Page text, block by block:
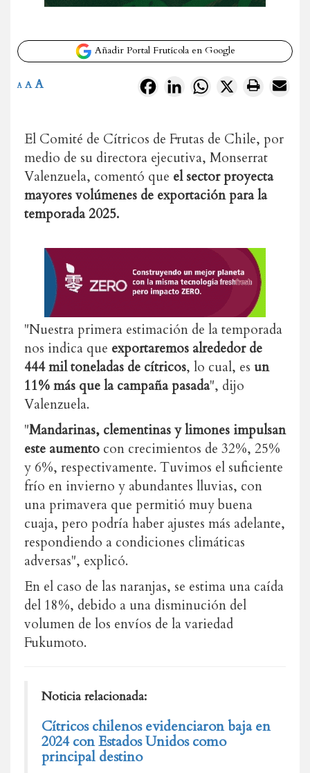
Añadir Portal Frutícola en Google
FacebookLinkedInWhatsApp
X
A A A
El Comité de Cítricos de Frutas de Chile, por
medio de su directora ejecutiva, Monserrat
Valenzuela, comentó que el sector proyecta
mayores volúmenes de exportación para la
temporada 2025.
"Nuestra primera estimación de la temporada
nos indica que exportaremos alrededor de
444 mil toneladas de cítricos, lo cual, es un
11% más que la campaña pasada", dijo
Valenzuela.
"Mandarinas, clementinas y limones impulsan
este aumento con crecimientos de 32%, 25%
y 6%, respectivamente. Tuvimos el suficiente
frío en invierno y abundantes lluvias, con
una primavera que permitió muy buena
cuaja, pero podría haber ajustes más adelante,
respondiendo a condiciones climáticas
adversas", explicó.
En el caso de las naranjas, se estima una caída
del 18%, debido a una disminución del
volumen de los envíos de la variedad
Fukumoto.
Noticia relacionada:
Cítricos chilenos evidenciaron baja en
2024 con Estados Unidos como
principal destino